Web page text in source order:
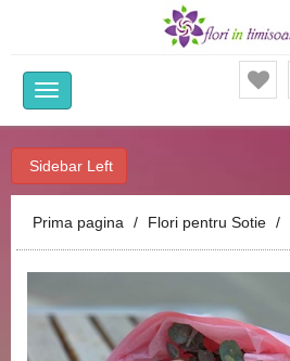
Sidebar Left
Prima pagina Flori pentru Sotie